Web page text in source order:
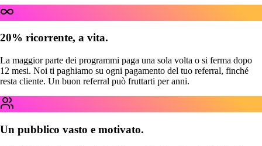
20% ricorrente, a vita.
La maggior parte dei programmi paga una sola volta o si ferma dopo
12 mesi. Noi ti paghiamo su ogni pagamento del tuo referral, finché
resta cliente. Un buon referral può fruttarti per anni.
Un pubblico vasto e motivato.